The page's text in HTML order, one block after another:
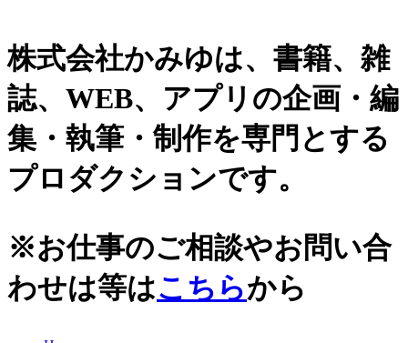
株式会社かみゆは、書籍、雑
誌、WEB、アプリの企画・編
集・執筆・制作を専門とする
プロダクションです。
※お仕事のご相談やお問い合
わせは等はこちらから